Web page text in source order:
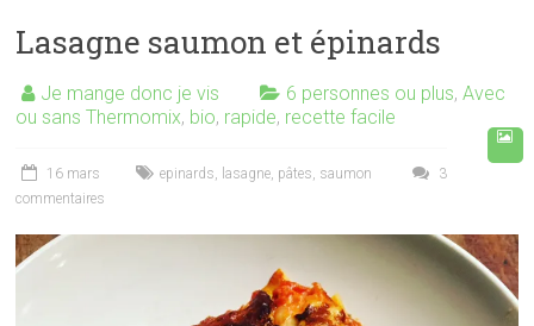
Lasagne saumon et épinards
Je mange donc je vis 6 personnes ou plus,Avec
ou sans Thermomix, bio, rapide, recette facile
16 mars epinards, lasagne, pâtes, saumon
3
commentaires